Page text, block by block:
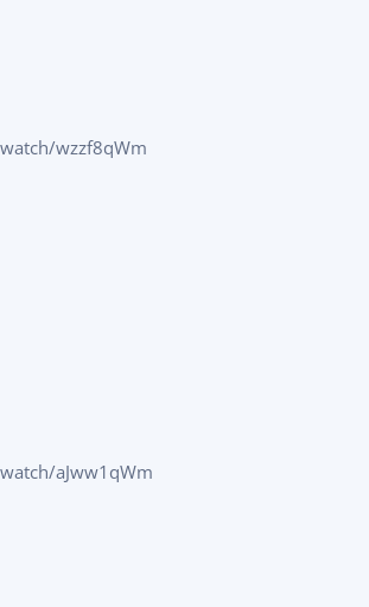
wzzf8qWm
aJww1qWm